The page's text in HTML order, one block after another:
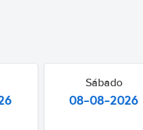
Sábado
08-08-2026